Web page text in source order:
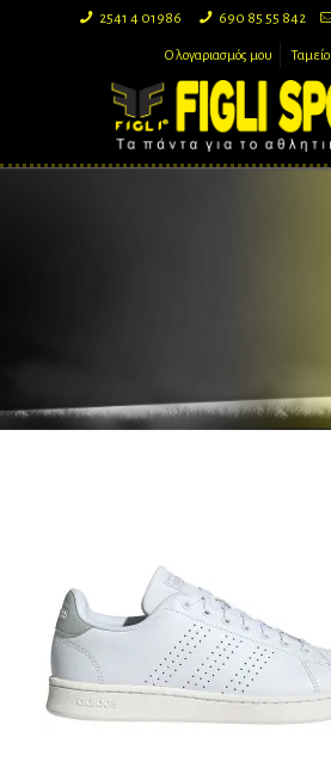
2541 4 01986 690 85 55 842
Ο λογαριασμός μου Ταμείο